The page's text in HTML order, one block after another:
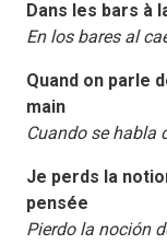
Dans les bars à
En los bares al
Quand on parle
main
Cuando se habla
Je perds la
pensée
Pierdo la noción